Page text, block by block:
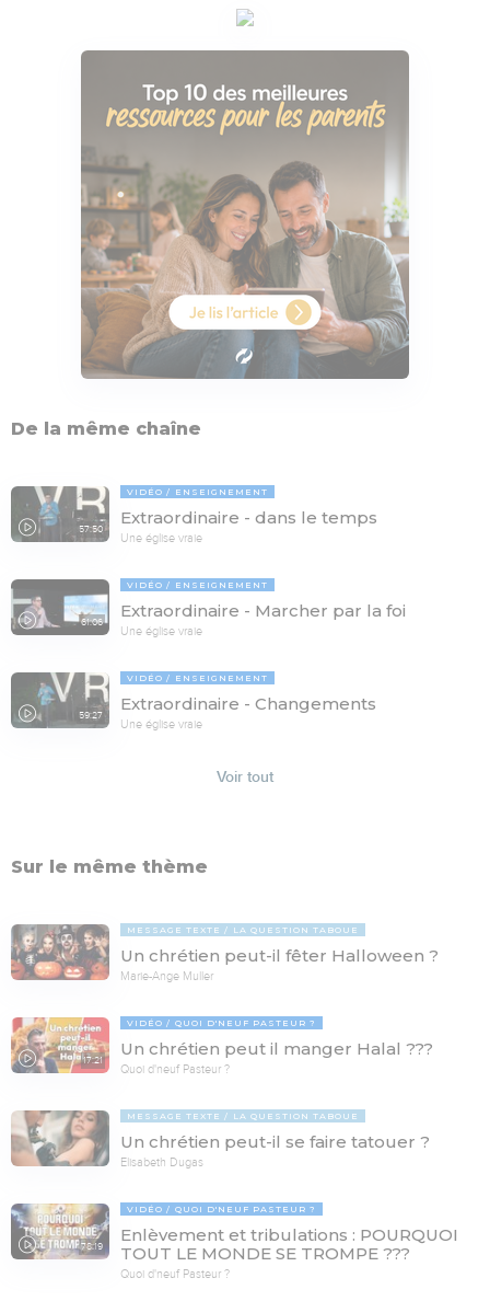
De la même chaîne
57:50
VIDÉO ENSEIGNEMENT
Extraordinaire - dans le temps
Une église vraie
61:06
VIDÉO ENSEIGNEMENT
Extraordinaire - Marcher par la foi
Une église vraie
59:27
VIDÉO ENSEIGNEMENT
Extraordinaire - Changements
Une église vraie
Voir tout
Sur le même thème
MESSAGE TEXTE LA QUESTION TABOUE
Un chrétien peut-il fêter Halloween ?
Marie-Ange Muller
17:21
VIDÉO QUOI D'NEUF PASTEUR ?
Un chrétien peut il manger Halal ???
Quoi d'neuf Pasteur ?
MESSAGE TEXTE LA QUESTION TABOUE
Un chrétien peut-il se faire tatouer ?
Elisabeth Dugas
78:19
VIDÉO QUOI D'NEUF PASTEUR ?
Enlèvement et tribulations : POURQUOI
TOUT LE MONDE SE TROMPE ???
Quoi d'neuf Pasteur ?